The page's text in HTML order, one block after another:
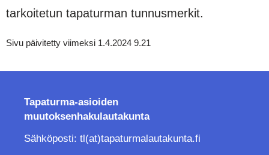
tarkoitetun tapaturman tunnusmerkit.
Sivu päivitetty viimeksi 1.4.2024 9.21
Tapaturma-asioiden
muutoksenhakulautakunta
Sähköposti: tl(at)tapaturmalautakunta.fi